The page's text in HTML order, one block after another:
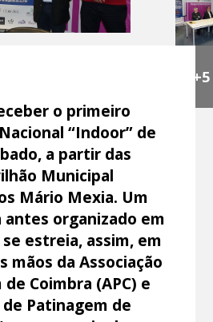
+5
o primeiro
“Indoor” de
a partir das
Municipal
Mário Mexia. Um
organizado em
estreia, assim, em
mãos da Associação
Coimbra (APC) e
Patinagem de